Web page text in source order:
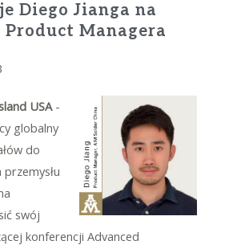
Diego Jianga na
Managera
USA -
globalny
do
swój
konferencji Advanced